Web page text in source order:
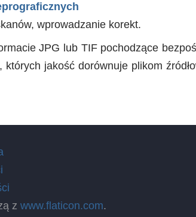
wprowadzanie korekt.
JPG lub TIF pochodzące
jakość dorównuje plikom
z www.flaticon.com.